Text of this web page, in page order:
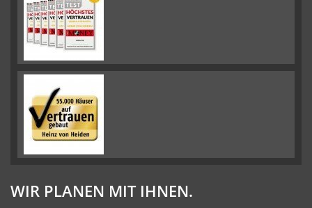
WIR PLANEN MIT IHNEN.